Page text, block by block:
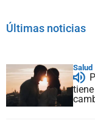
Últimas noticias
Salud